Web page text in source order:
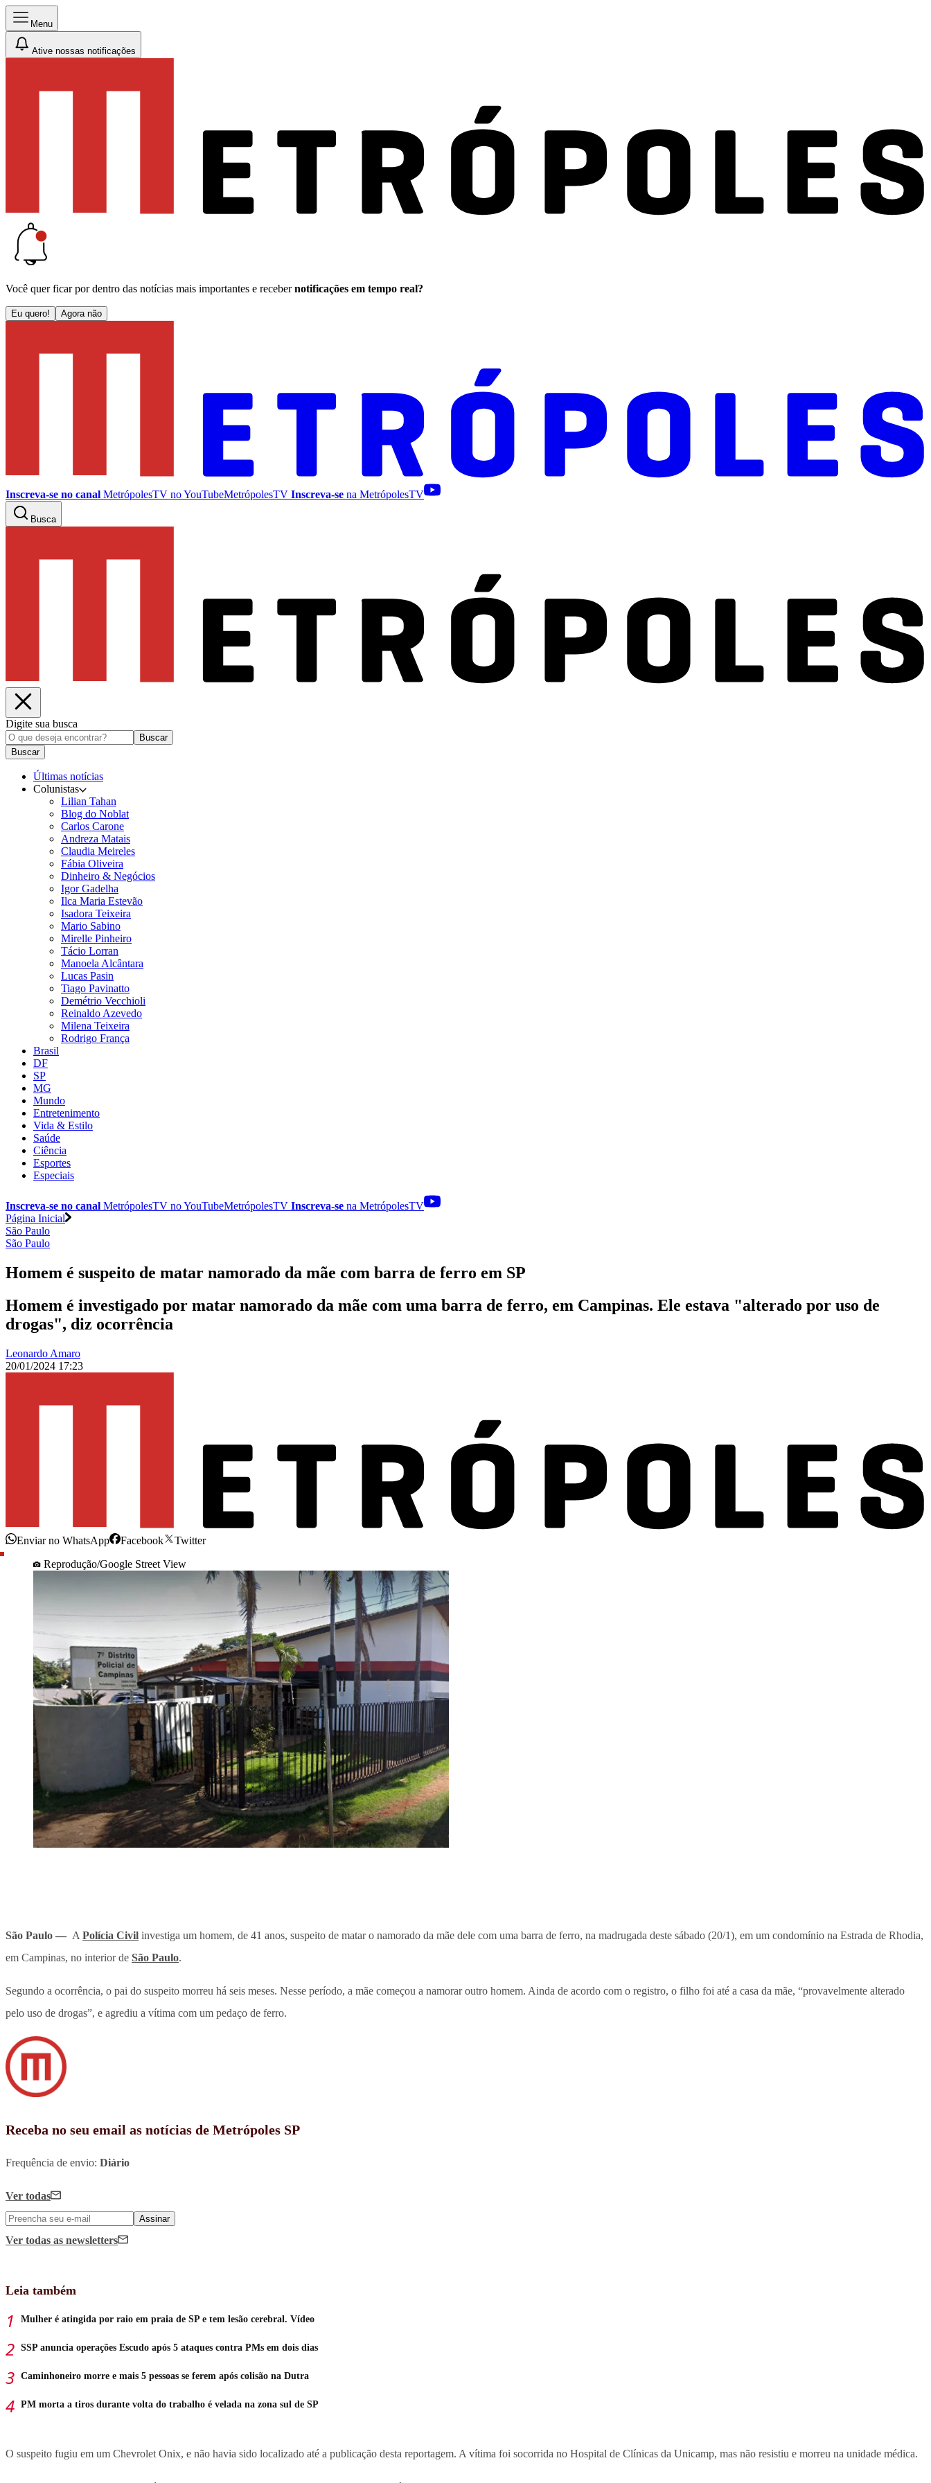
Menu
Ative nossas notificações
Você quer ficar por dentro das notícias mais importantes e receber notificações em tempo real?
Eu quero! Agora não
Inscreva-se no canal MetrópolesTV noYouTubeMetrópolesTV Inscreva-se na MetrópolesTV
Busca
Digite sua busca
Buscar
Buscar
Últimas notícias
Colunistas
Lilian Tahan
Blog do Noblat
Carlos Carone
Andreza Matais
Claudia Meireles
Fábia Oliveira
Dinheiro & Negócios
Igor Gadelha
Ilca Maria Estevão
Isadora Teixeira
Mario Sabino
Mirelle Pinheiro
Tácio Lorran
Manoela Alcântara
Lucas Pasin
Tiago Pavinatto
Demétrio Vecchioli
Reinaldo Azevedo
Milena Teixeira
Rodrigo França
Brasil
DF
SP
MG
Mundo
Entretenimento
Vida & Estilo
Saúde
Ciência
Esportes
Especiais
Inscreva-se no canal MetrópolesTV noYouTubeMetrópolesTV Inscreva-se na MetrópolesTV
Página Inicial
São Paulo
São Paulo
Homem é suspeito de matar namorado da mãe com barra de ferro em SP
Homem é investigado por matar namorado da mãe com uma barra de ferro, em Campinas. Ele estava "alterado por uso de
drogas", diz ocorrência
Leonardo Amaro
20/01/2024 17:23
Enviar no WhatsApp Facebook
Twitter
Reprodução/Google Street View
São Paulo — A Polícia Civil investiga um homem, de 41 anos, suspeito de matar o namorado da mãe dele com uma barra de ferro, na madrugada deste sábado (20/1), em um condomínio na Estrada de Rhodia,
em Campinas, no interior de São Paulo.
Segundo a ocorrência, o pai do suspeito morreu há seis meses. Nesse período, a mãe começou a namorar outro homem. Ainda de acordo com o registro, o filho foi até a casa da mãe, “provavelmente alterado
pelo uso de drogas”, e agrediu a vítima com um pedaço de ferro.
Receba no seu email as notícias de Metrópoles SP
Frequência de envio: Diário
Ver todas
Assinar
Ver todas as newsletters
Leia também
Mulher é atingida por raio em praia de SP e tem lesão cerebral. Vídeo
SSP anuncia operações Escudo após 5 ataques contra PMs em dois dias
Caminhoneiro morre e mais 5 pessoas se ferem após colisão na Dutra
PM morta a tiros durante volta do trabalho é velada na zona sul de SP
O suspeito fugiu em um Chevrolet Onix, e não havia sido localizado até a publicação desta reportagem. A vítima foi socorrida no Hospital de Clínicas da Unicamp, mas não resistiu e morreu na unidade médica.